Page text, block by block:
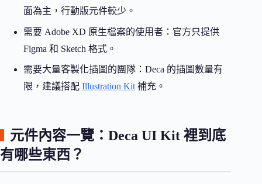
面為主，行動版元件較少。
需要 Adobe XD 原生檔案的使用者：官方只提供
Figma 和 Sketch 格式。
需要大量客製化插圖的團隊：Deca 的插圖數量有
限，建議搭配 Illustration Kit 補充。
元件內容一覽：Deca UI Kit 裡到底
有哪些東西？